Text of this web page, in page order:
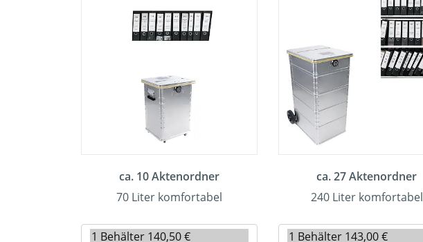
ca. 10 Aktenordner
70 Liter komfortabel
ca. 27 Aktenordner
240 Liter komfortabel